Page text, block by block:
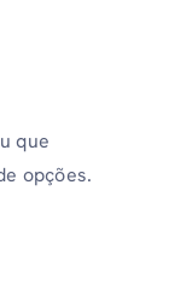
que
opções.